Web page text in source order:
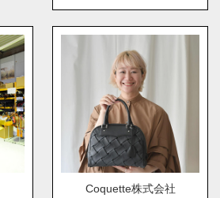
Coquette株式会社